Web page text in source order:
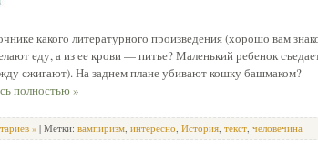
какого литературного произведения (хорошо вам
еду, а из ее крови — питье? Маленький ребенок
сжигают). На заднем плане убивают кошку башмаком?
полностью »
» | Метки: вампиризм, интересно, История, текст, человечина